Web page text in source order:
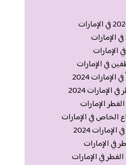
الإمارات
في الإمارات
2024
2024
الإمارات
الخاص في الإمارات
2024
في الإمارات
في الإمارات